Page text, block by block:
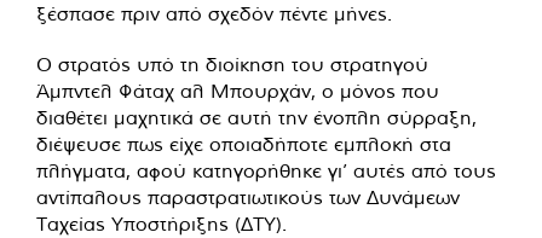
ξέσπασε πριν από σχεδόν πέντε μήνες.
Ο στρατός υπό τη διοίκηση του στρατηγού
Άμπντελ Φάταχ αλ Μπουρχάν, ο μόνος που
διαθέτει μαχητικά σε αυτή την ένοπλη σύρραξη,
διέψευσε πως είχε οποιαδήποτε εμπλοκή στα
πλήγματα, αφού κατηγορήθηκε γι’ αυτές από τους
αντίπαλους παραστρατιωτικούς των Δυνάμεων
Ταχείας Υποστήριξης (ΔΤΥ).